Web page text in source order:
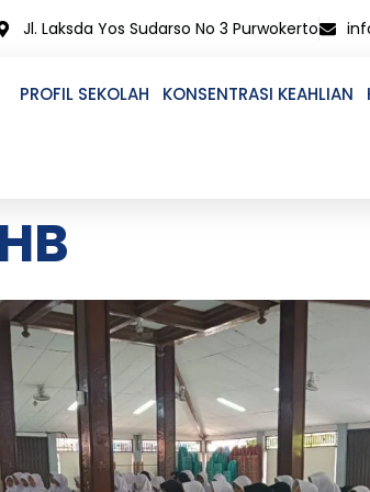
Jl. Laksda Yos Sudarso No 3 Purwokerto
PROFIL SEKOLAH KONSENTRASI KEAHLIAN